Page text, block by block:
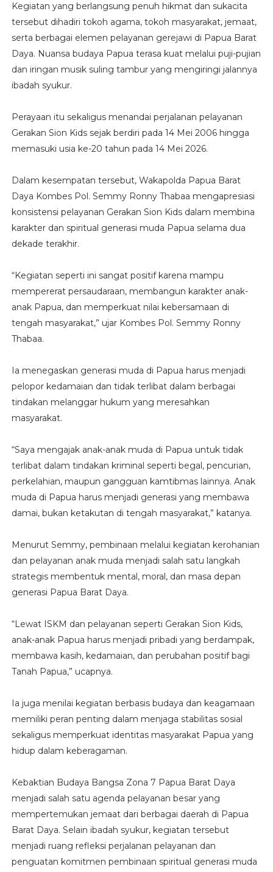
Kegiatan yang berlangsung penuh hikmat dan sukacita
tersebut dihadiri tokoh agama, tokoh masyarakat, jemaat,
serta berbagai elemen pelayanan gerejawi di Papua Barat
Daya. Nuansa budaya Papua terasa kuat melalui puji-pujian
dan iringan musik suling tambur yang mengiringi jalannya
ibadah syukur.
Perayaan itu sekaligus menandai perjalanan pelayanan
Gerakan Sion Kids sejak berdiri pada 14 Mei 2006 hingga
memasuki usia ke-20 tahun pada 14 Mei 2026.
Dalam kesempatan tersebut, Wakapolda Papua Barat
Daya Kombes Pol. Semmy Ronny Thabaa mengapresiasi
konsistensi pelayanan Gerakan Sion Kids dalam membina
karakter dan spiritual generasi muda Papua selama dua
dekade terakhir.
“Kegiatan seperti ini sangat positif karena mampu
mempererat persaudaraan, membangun karakter anak-
anak Papua, dan memperkuat nilai kebersamaan di
tengah masyarakat,” ujar Kombes Pol. Semmy Ronny
Thabaa.
Ia menegaskan generasi muda di Papua harus menjadi
pelopor kedamaian dan tidak terlibat dalam berbagai
tindakan melanggar hukum yang meresahkan
masyarakat.
“Saya mengajak anak-anak muda di Papua untuk tidak
terlibat dalam tindakan kriminal seperti begal, pencurian,
perkelahian, maupun gangguan kamtibmas lainnya. Anak
muda di Papua harus menjadi generasi yang membawa
damai, bukan ketakutan di tengah masyarakat,” katanya.
Menurut Semmy, pembinaan melalui kegiatan kerohanian
dan pelayanan anak muda menjadi salah satu langkah
strategis membentuk mental, moral, dan masa depan
generasi Papua Barat Daya.
“Lewat ISKM dan pelayanan seperti Gerakan Sion Kids,
anak-anak Papua harus menjadi pribadi yang berdampak,
membawa kasih, kedamaian, dan perubahan positif bagi
Tanah Papua,” ucapnya.
Ia juga menilai kegiatan berbasis budaya dan keagamaan
memiliki peran penting dalam menjaga stabilitas sosial
sekaligus memperkuat identitas masyarakat Papua yang
hidup dalam keberagaman.
Kebaktian Budaya Bangsa Zona 7 Papua Barat Daya
menjadi salah satu agenda pelayanan besar yang
mempertemukan jemaat dari berbagai daerah di Papua
Barat Daya. Selain ibadah syukur, kegiatan tersebut
menjadi ruang refleksi perjalanan pelayanan dan
penguatan komitmen pembinaan spiritual generasi muda